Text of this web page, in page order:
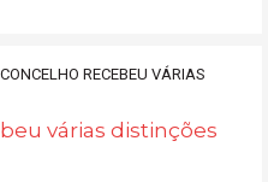
várias distinções